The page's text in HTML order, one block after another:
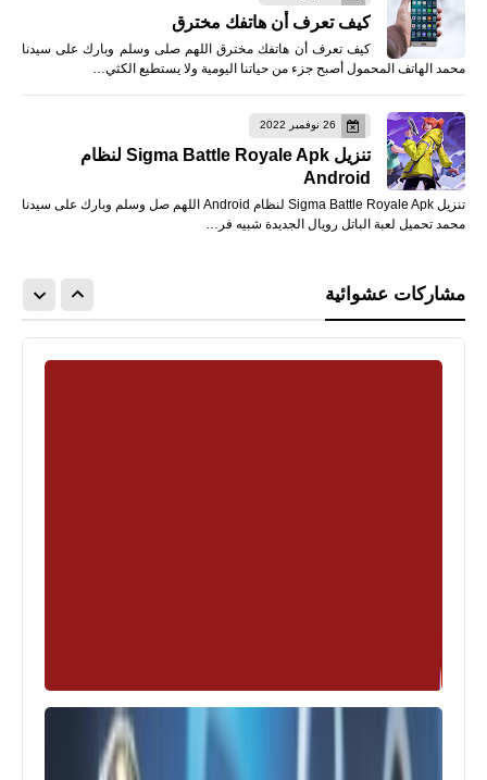
كيف تعرف أن هاتفك مخترق
كيف تعرف أن هاتفك مخترق اللهم صلى وسلم وبارك على سيدنا
محمد الهاتف المحمول أصبح جزء من حياتنا اليومية ولا يستطيع الكثي…
26 نوفمبر 2022
تنزيل Sigma Battle Royale Apk لنظام
Android
تنزيل Sigma Battle Royale Apk لنظام Android اللهم صل وسلم وبارك على سيدنا
محمد تحميل لعبة الباتل رويال الجديدة شبيه فر…
مشاركات عشوائية